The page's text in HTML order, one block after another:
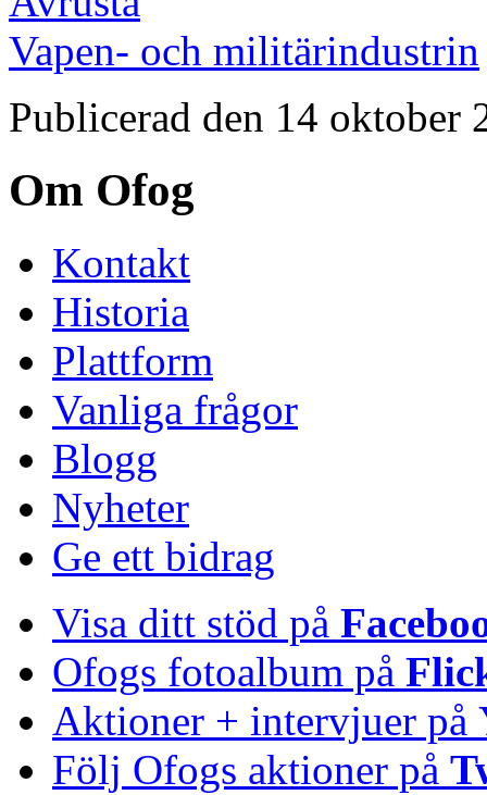
Vapen- och militärindustrin
Publicerad den 14 oktober
Om Ofog
Kontakt
Historia
Plattform
Vanliga frågor
Blogg
Nyheter
Ge ett bidrag
Visa ditt stöd på
Ofogs fotoalbum på
Aktioner + intervjuer på
Följ Ofogs aktioner på